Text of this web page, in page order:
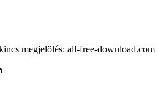
megjelölés: all-free-download.com